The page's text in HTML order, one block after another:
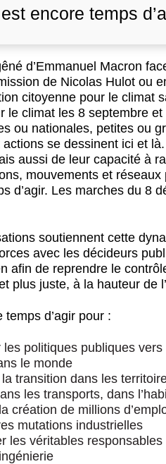
encore temps
d’Emmanuel Macron
de Nicolas Hulot ou
citoyenne pour le climat
le climat les 8 septembre
ou nationales, petites ou
actions se dessinent ici et
aussi de leur capacité à
mouvements et
d’agir. Les marches du 8
soutiennent cette
avec les décideurs
afin de reprendre le
plus juste, à la hauteur de
temps d’agir pour :
les politiques publiques
le monde
transition dans les
les transports, dans
création de millions
mutations industrielles
les véritables